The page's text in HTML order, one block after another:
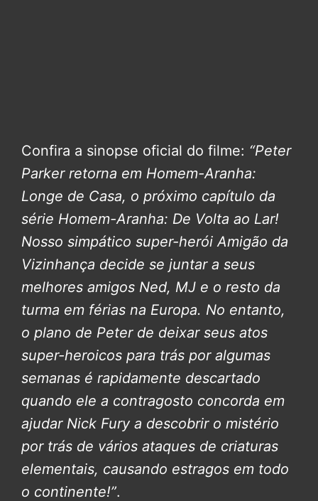
Confira a sinopse oficial do filme: “Peter
Parker retorna em Homem-Aranha:
Longe de Casa, o próximo capítulo da
série Homem-Aranha: De Volta ao Lar!
Nosso simpático super-herói Amigão da
Vizinhança decide se juntar a seus
melhores amigos Ned, MJ e o resto da
turma em férias na Europa. No entanto,
o plano de Peter de deixar seus atos
super-heroicos para trás por algumas
semanas é rapidamente descartado
quando ele a contragosto concorda em
ajudar Nick Fury a descobrir o mistério
por trás de vários ataques de criaturas
elementais, causando estragos em todo
o continente!”.